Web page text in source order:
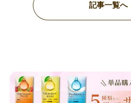
記事一覧へ